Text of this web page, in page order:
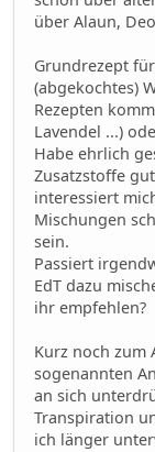
über Alaun,
Grundrezept
(abgekochtes)
Rezepten
Lavendel ...)
Habe ehrlich
Zusatzstoffe
interessiert
Mischungen
sein.
Passiert
EdT dazu
ihr empfehlen?
Kurz noch
sogenannten
an sich
Transpiration
ich länger